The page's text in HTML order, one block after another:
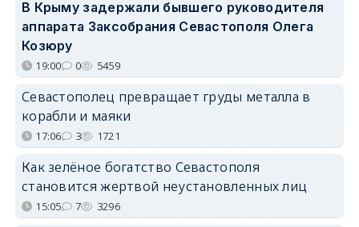
В Крыму задержали бывшего руководителя
аппарата Заксобрания Севастополя Олега
Козюру
19:00 0 5459
Севастополец превращает груды металла в
корабли и маяки
17:06 3 1721
Как зелёное богатство Севастополя
становится жертвой неустановленных лиц
15:05 7 3296